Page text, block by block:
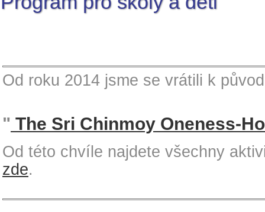
Od roku 2014 jsme se vrátili k
" The Sri Chinmoy Oneness-
Od této chvíle najdete všechny
zde.